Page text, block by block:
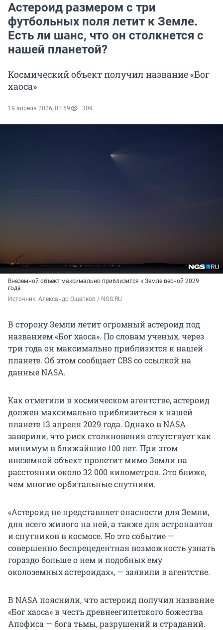
Астероид размером с три
футбольных поля летит к Земле.
Есть ли шанс, что он столкнется с
нашей планетой?
Космический объект получил название «Бог
хаоса»
19 апреля 2026, 01:59 309
Внеземной объект максимально приблизится к Земле весной 2029
года
Источник: Александр Ощепков / NGS.RU
В сторону Земли летит огромный астероид под
названием «Бог хаоса». По словам ученых, через
три года он максимально приблизится к нашей
планете. Об этом сообщает CBS со ссылкой на
данные NASA.
Как отметили в космическом агентстве, астероид
должен максимально приблизиться к нашей
планете 13 апреля 2029 года. Однако в NASA
заверили, что риск столкновения отсутствует как
минимум в ближайшие 100 лет. При этом
внеземной объект пролетит мимо Земли на
расстоянии около32 000километров. Это ближе,
чем многие орбитальные спутники.
«Астероид не представляет опасности для Земли,
для всего живого на ней, а также для астронавтов
и спутников в космосе. Но это событие —
совершенно беспрецедентная возможность узнать
гораздо больше о нем и подобных ему
околоземных астероидах», — заявили в агентстве.
В NASA пояснили, что астероид получил название
«Бог хаоса» в честь древнеегипетского божества
Апофиса — бога тьмы, разрушений и страданий.